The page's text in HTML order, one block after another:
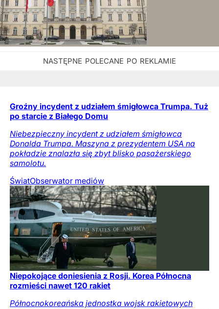
Groźny incydent z udziałem śmigłowca Trumpa. Tuż
po starcie z Białego Domu
Niebezpieczny incydent z udziałem śmigłowca
Donalda Trumpa. Maszyna z prezydentem USA na
pokładzie znalazła się zbyt blisko pasażerskiego
samolotu.
ŚwiatObserwator mediów
Niepokojące doniesienia z Rosji. Korea Północna
rozmieści nawet 120 rakiet
Północnokoreańska jednostka wojsk rakietowych